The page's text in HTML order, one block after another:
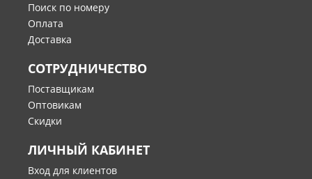
Поиск по номеру
Оплата
Доставка
СОТРУДНИЧЕСТВО
Поставщикам
Оптовикам
Скидки
ЛИЧНЫЙ КАБИНЕТ
Вход для клиентов